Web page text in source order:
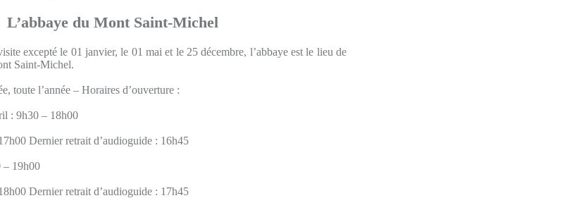
L’abbaye du Mont Saint-Michel
excepté le 01 janvier, le 01 mai et le 25 décembre, l’abbaye est le lieu de
Saint-Michel.
toute l’année – Horaires d’ouverture :
: 9h30 – 18h00
Dernier retrait d’audioguide : 16h45
– 19h00
Dernier retrait d’audioguide : 17h45